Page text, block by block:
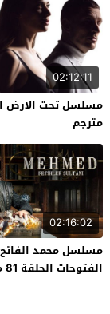
02:12:11
مترجم
02:16:02
مسلسل محمد
الفتوحات الحلقة 81 مترجم